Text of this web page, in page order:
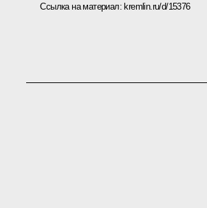
Ссылка на материал: kremlin.ru/d/15376